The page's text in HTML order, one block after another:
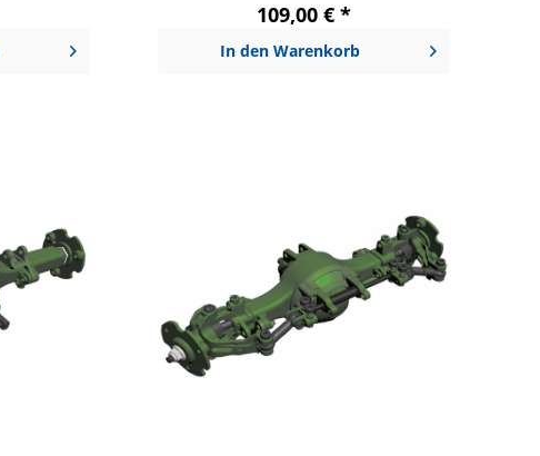
109,00 € *
In den Warenkorb